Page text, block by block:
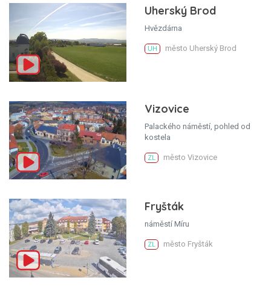
Uherský Brod
Hvězdárna
UH město Uherský Brod
Vizovice
Palackého náměstí, pohled od
kostela
ZL město Vizovice
Fryšták
náměstí Míru
ZL město Fryšták